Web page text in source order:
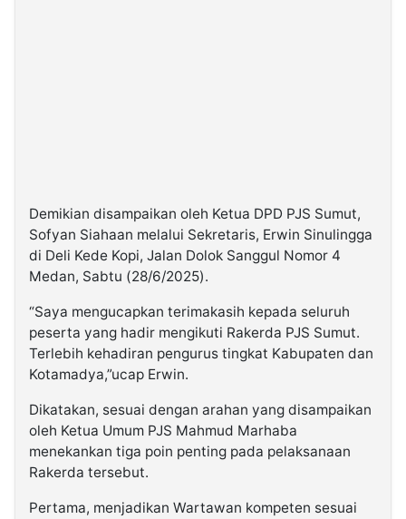
Demikian disampaikan oleh Ketua DPD PJS Sumut,
Sofyan Siahaan melalui Sekretaris, Erwin Sinulingga
di Deli Kede Kopi, Jalan Dolok Sanggul Nomor 4
Medan, Sabtu (28/6/2025).
“Saya mengucapkan terimakasih kepada seluruh
peserta yang hadir mengikuti Rakerda PJS Sumut.
Terlebih kehadiran pengurus tingkat Kabupaten dan
Kotamadya,”ucap Erwin.
Dikatakan, sesuai dengan arahan yang disampaikan
oleh Ketua Umum PJS Mahmud Marhaba
menekankan tiga poin penting pada pelaksanaan
Rakerda tersebut.
Pertama, menjadikan Wartawan kompeten sesuai